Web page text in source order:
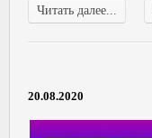
Читать далее...
20.08.2020